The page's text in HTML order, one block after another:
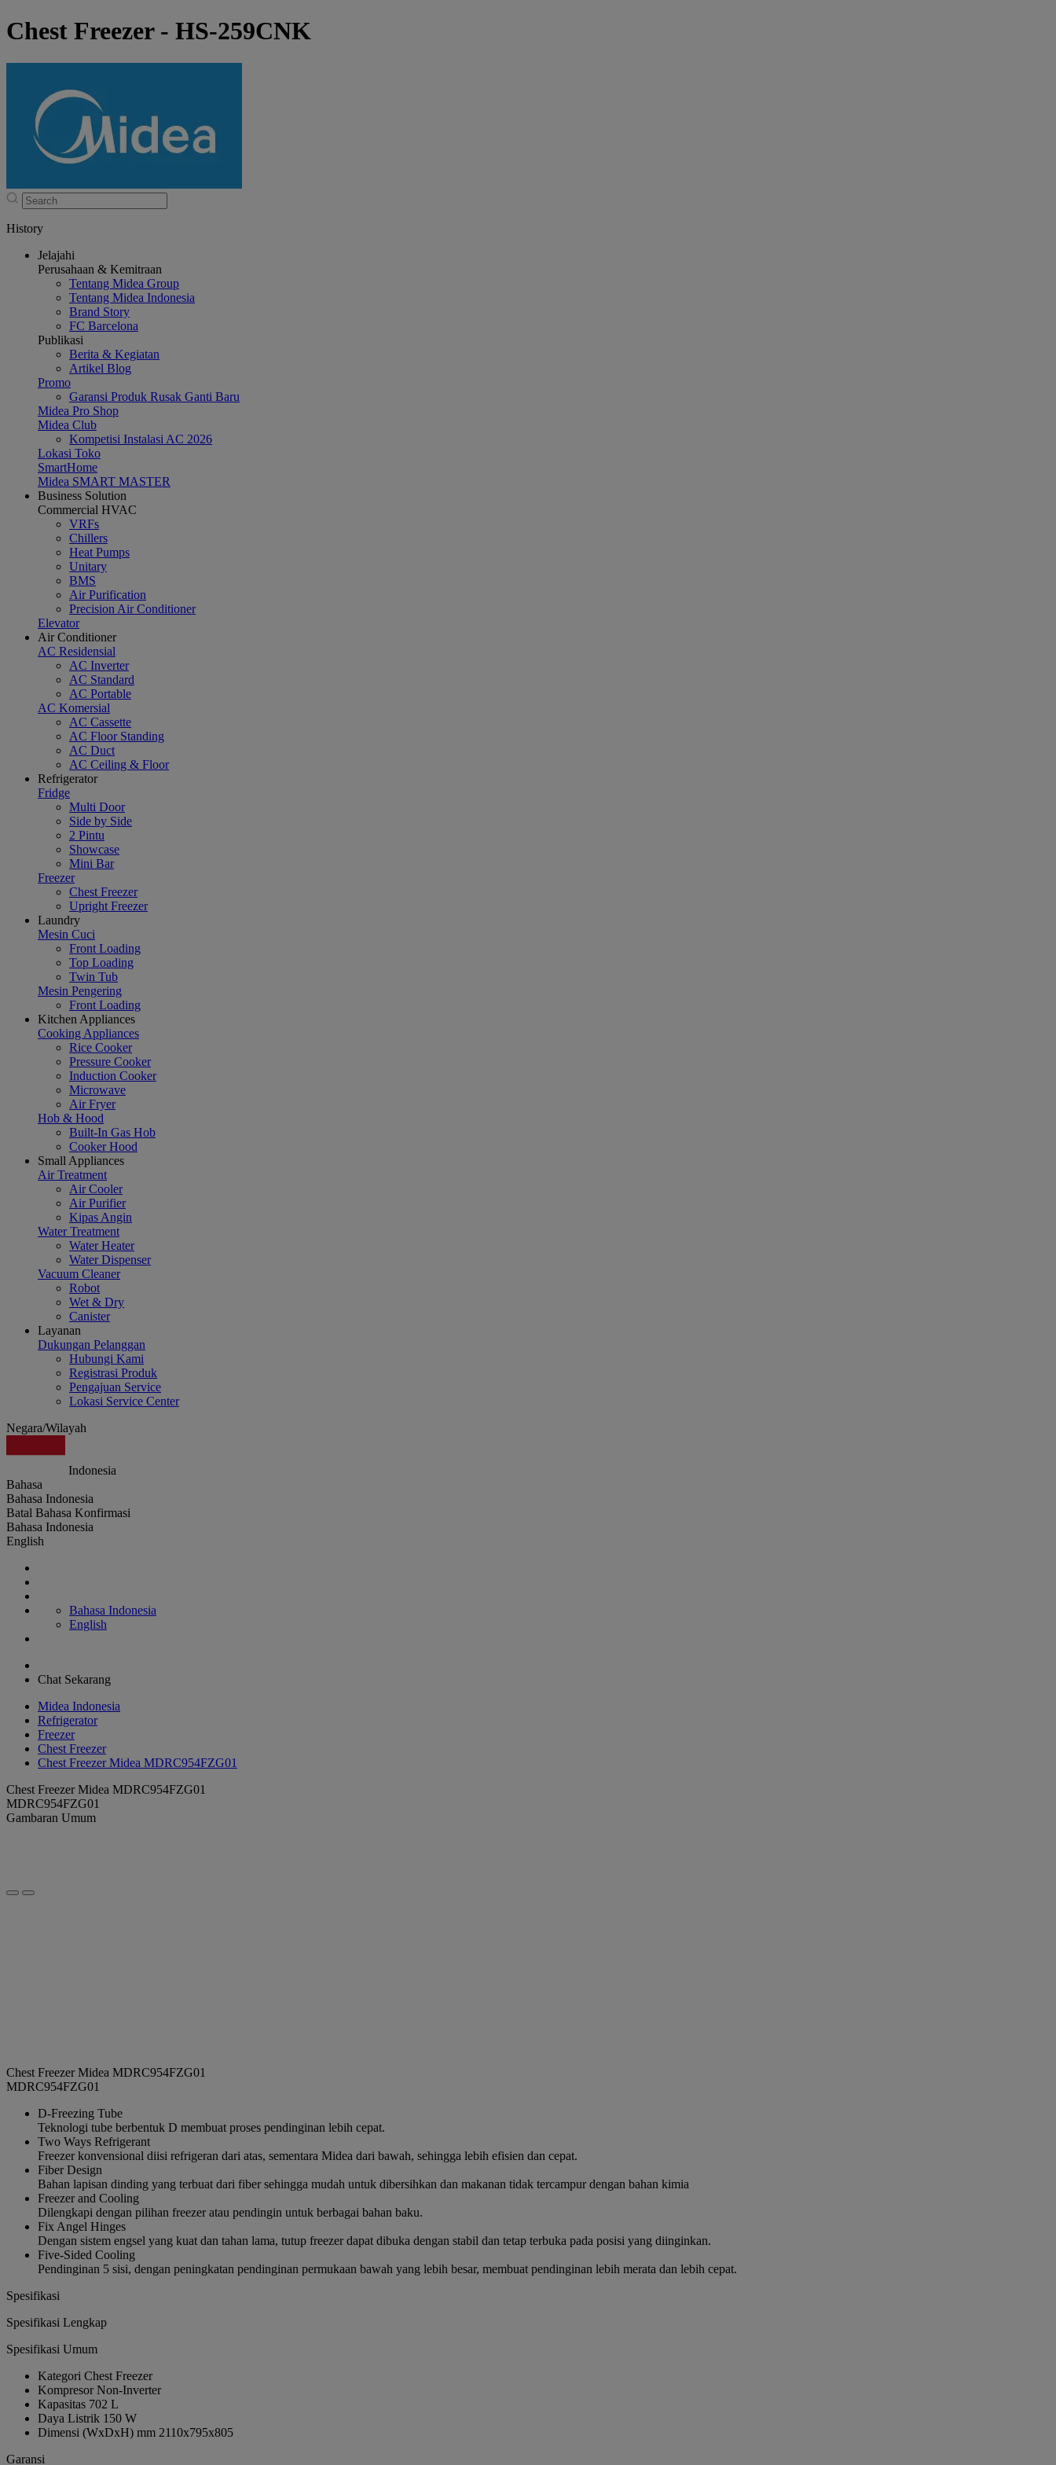
Chest Freezer - HS-259CNK
History
Jelajahi
Perusahaan & Kemitraan
Tentang Midea Group
Tentang Midea Indonesia
Brand Story
FC Barcelona
Publikasi
Berita & Kegiatan
Artikel Blog
Promo
Garansi Produk Rusak Ganti Baru
Midea Pro Shop
Midea Club
Kompetisi Instalasi AC 2026
Lokasi Toko
SmartHome
Midea SMART MASTER
Business Solution
Commercial HVAC
VRFs
Chillers
Heat Pumps
Unitary
BMS
Air Purification
Precision Air Conditioner
Elevator
Air Conditioner
AC Residensial
AC Inverter
AC Standard
AC Portable
AC Komersial
AC Cassette
AC Floor Standing
AC Duct
AC Ceiling & Floor
Refrigerator
Fridge
Multi Door
Side by Side
2 Pintu
Showcase
Mini Bar
Freezer
Chest Freezer
Upright Freezer
Laundry
Mesin Cuci
Front Loading
Top Loading
Twin Tub
Mesin Pengering
Front Loading
Kitchen Appliances
Cooking Appliances
Rice Cooker
Pressure Cooker
Induction Cooker
Microwave
Air Fryer
Hob & Hood
Built-In Gas Hob
Cooker Hood
Small Appliances
Air Treatment
Air Cooler
Air Purifier
Kipas Angin
Water Treatment
Water Heater
Water Dispenser
Vacuum Cleaner
Robot
Wet & Dry
Canister
Layanan
Dukungan Pelanggan
Hubungi Kami
Registrasi Produk
Pengajuan Service
Lokasi Service Center
Negara/Wilayah
Indonesia
Bahasa
Bahasa Indonesia
Batal Bahasa Konfirmasi
Bahasa Indonesia
English
Bahasa Indonesia
English
Chat Sekarang
Midea Indonesia
Refrigerator
Freezer
Chest Freezer
Chest Freezer Midea MDRC954FZG01
Chest Freezer Midea MDRC954FZG01
MDRC954FZG01
Gambaran Umum
Chest Freezer Midea MDRC954FZG01
MDRC954FZG01
D-Freezing Tube
Teknologi tube berbentuk D membuat proses pendinginan lebih cepat.
Two Ways Refrigerant
Freezer konvensional diisi refrigeran dari atas, sementara Midea dari bawah, sehingga lebih efisien dan cepat.
Fiber Design
Bahan lapisan dinding yang terbuat dari fiber sehingga mudah untuk dibersihkan dan makanan tidak tercampur dengan bahan kimia
Freezer and Cooling
Dilengkapi dengan pilihan freezer atau pendingin untuk berbagai bahan baku.
Fix Angel Hinges
Dengan sistem engsel yang kuat dan tahan lama, tutup freezer dapat dibuka dengan stabil dan tetap terbuka pada posisi yang diinginkan.
Five-Sided Cooling
Pendinginan 5 sisi, dengan peningkatan pendinginan permukaan bawah yang lebih besar, membuat pendinginan lebih merata dan lebih cepat.
Spesifikasi
Spesifikasi Lengkap
Spesifikasi Umum
Kategori Chest Freezer
Kompresor Non-Inverter
Kapasitas 702 L
Daya Listrik 150 W
Dimensi (WxDxH) mm 2110x795x805
Garansi